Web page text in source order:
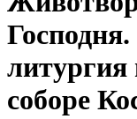
соборе